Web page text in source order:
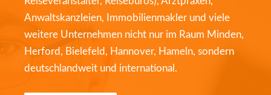
Anwaltskanzleien, Immobilienmakler und viele
weitere Unternehmen nicht nur im Raum Minden,
Herford, Bielefeld, Hannover, Hameln, sondern
deutschlandweit und international.